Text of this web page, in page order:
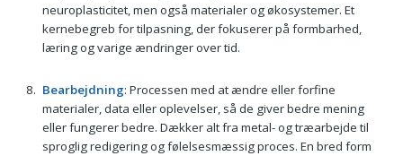
neuroplasticitet, men også materialer og økosystemer. Et
kernebegreb for tilpasning, der fokuserer på formbarhed,
læring og varige ændringer over tid.
Bearbejdning: Processen med at ændre eller forfine
materialer, data eller oplevelser, så de giver bedre mening
eller fungerer bedre. Dækker alt fra metal- og træarbejde til
sproglig redigering og følelsesmæssig proces. En bred form